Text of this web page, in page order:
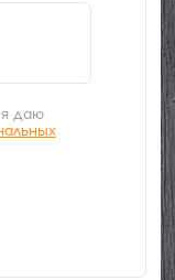
я даю